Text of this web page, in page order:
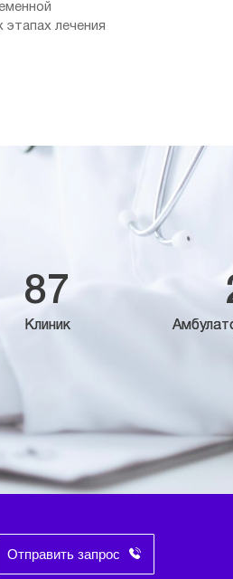
лечения
87
Клиник
Отправить запрос